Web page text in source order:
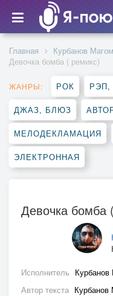
Главная Курбанов
Девочка бомба ( ремикс)
ЖАНРЫ: РОК
ДЖАЗ, БЛЮЗ
МЕЛОДЕКЛАМАЦИЯ
ЭЛЕКТРОННАЯ
Девочка бомба
Исполнитель
Автор текста